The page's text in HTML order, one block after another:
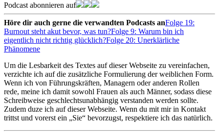
Podcast abonnieren auf
Höre dir auch gerne die verwandten Podcasts anFolge 19:
Burnout steht akut bevor, was tun?Folge 9: Warum bin ich
eigentlich nicht richtig glücklich?Folge 20: Unerklärliche
Phänomene
Um die Lesbarkeit des Textes auf dieser Webseite zu vereinfachen,
verzichte ich auf die zusätzliche Formulierung der weiblichen Form.
Wenn ich von Führungskräften, Managern oder anderen Rollen
rede, meine ich damit sowohl Frauen als auch Männer, sodass diese
Schreibweise geschlechtsunabhängig verstanden werden sollte.
Zudem duze ich auf dieser Webseite. Wenn du mit mir in Kontakt
trittst und vorerst ein „Sie“ bevorzugst, respektiere ich das natürlich.